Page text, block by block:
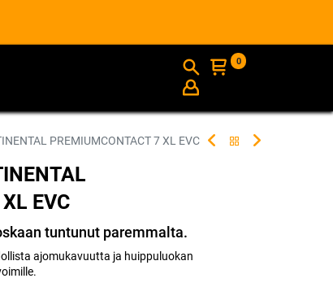
INFO
0
PREMIUMCONTACT 7 XL EVC
EVC
tuntunut paremmalta.
ajomukavuutta ja huippuluokan